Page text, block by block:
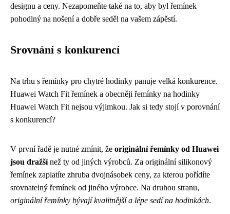
designu a ceny. Nezapomeňte také na to, aby byl řemínek
pohodlný na nošení a dobře seděl na vašem zápěstí.
Srovnání s konkurencí
Na trhu s řemínky pro chytré hodinky panuje velká konkurence.
Huawei Watch Fit řemínek a obecněji řemínky na hodinky
Huawei Watch Fit nejsou výjimkou. Jak si tedy stojí v porovnání
s konkurencí?
V první řadě je nutné zmínit, že originální řemínky od Huawei
jsou dražšínež ty od jiných výrobců. Za originální silikonový
řemínek zaplatíte zhruba dvojnásobek ceny, za kterou pořídíte
srovnatelný řemínek od jiného výrobce. Na druhou stranu,
originální řemínky bývají kvalitnější a lépe sedí na hodinkách.